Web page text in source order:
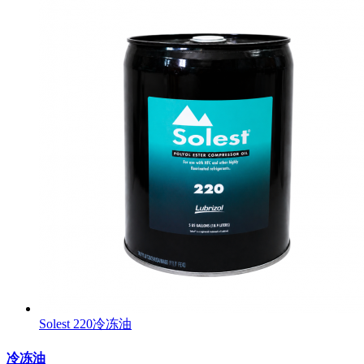
Solest 220冷冻油
冷冻油